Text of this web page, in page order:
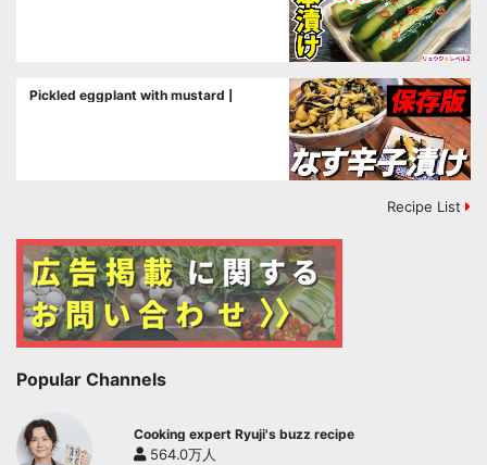
Pickled eggplant with mustard |
Recipe List
Popular Channels
Cooking expert Ryuji's buzz recipe
564.0万人